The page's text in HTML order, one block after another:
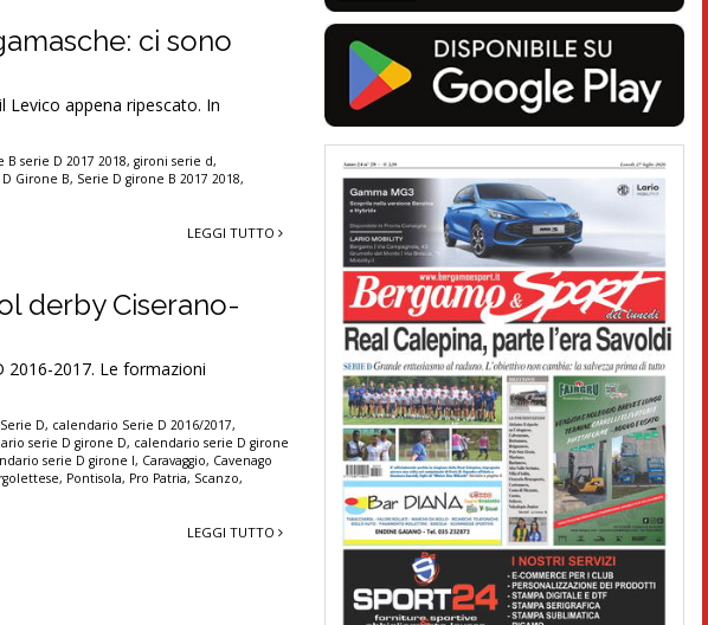
ci sono
Levico appena ripescato. In
B serie D 2017 2018,gironi serie d,
D Girone B, Serie D girone B 2017 2018,
LEGGI TUTTO
derby Ciserano-
2016-2017. Le formazioni
D, calendario Serie D 2016/2017,
serie D girone D, calendario serie D girone
serie D girone I, Caravaggio, Cavenago
, Pontisola, Pro Patria, Scanzo,
LEGGI TUTTO